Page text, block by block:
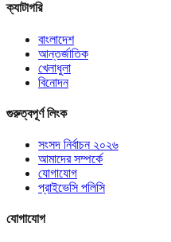
ক্যাটাগরি
বাংলাদেশ
আন্তর্জাতিক
খেলাধুলা
বিনোদন
গুরুত্বপূর্ণ লিংক
সংসদ নির্বাচন ২০২৬
আমাদের সম্পর্কে
যোগাযোগ
প্রাইভেসি পলিসি
যোগাযোগ